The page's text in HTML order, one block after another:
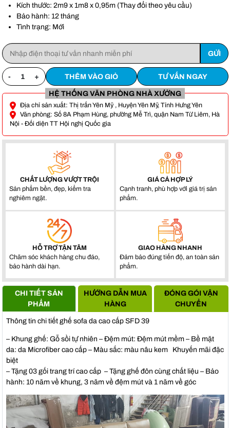
Anh Vũ - 0911861*** - S107, Vihome oceanpark Gia Lâm, Hà Nội
Kích thước: 2m9 x 1m8 x 0,95m (Thay đổi theo yêu cầu)
Bảo hành: 12 tháng
Tình trạng: Mới
- + THÊM VÀO GIỎ TƯ VẤN NGAY
HỆ THỐNG VĂN PHÒNG NHÀ XƯỞNG
Địa chỉ sản xuất: Thị trấn Yên Mỹ , Huyện Yên Mỹ, Tỉnh Hưng Yên
Văn phòng: Số 8A Phạm Hùng, phường Mễ Trì, quận Nam Từ Liêm, Hà
Nội - Đối diện TT Hội nghị Quốc gia
CHẤT LƯỢNG VƯỢT TRỘI
Sản phẩm bền, đẹp, kiểm tra
nghiêm ngặt.
GIÁ CẢ HỢP LÝ
Cạnh tranh, phù hợp với giá trị sản
phẩm.
HỖ TRỢ TẬN TÂM
Chăm sóc khách hàng chu đáo,
bảo hành dài hạn.
GIAO HÀNG NHANH
Đảm bảo đúng tiến độ, an toàn sản
phẩm.
CHI TIẾT SẢN
PHẨM
HƯỚNG DẪN MUA
HÀNG
ĐÓNG GÓI VẬN
CHUYỂN
Thông tin chi tiết ghế sofa da cao cấp SFD 39
– Khung ghế: Gỗ sồi tự nhiên – Đệm mút: Đệm mút mềm – Bề mặt
da: da Microfiber cao cấp – Màu sắc: màu nâu kem Khuyến mãi đặc
biệt
– Tặng 03 gối trang trí cao cấp – Tặng ghế đôn cùng chất liệu – Bảo
hành: 10 năm về khung, 3 năm về đệm mút và 1 năm về góc